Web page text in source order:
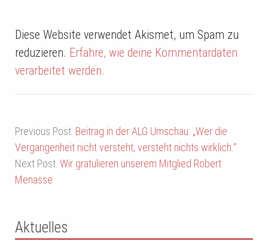
Diese Website verwendet Akismet, um Spam zu
reduzieren. Erfahre, wie deine Kommentardaten
verarbeitet werden.
Previous Post: Beitrag in der ALG Umschau: „Wer die
Vergangenheit nicht versteht, versteht nichts wirklich.“
Next Post: Wir gratulieren unserem Mitglied Robert
Menasse
Aktuelles